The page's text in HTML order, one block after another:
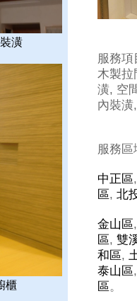
潢
櫃
服務項
木製拉
潢, 空
內裝
服務
中正區
區, 北
金山區
區, 雙
和區,
泰山區
區。